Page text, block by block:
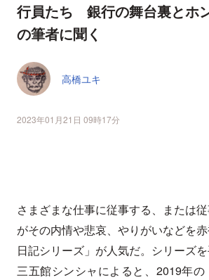
行員たち 銀行の舞台裏とホ
の筆者に聞く
高橋ユキ
2023年01月21日 09時17分
さまざまな仕事に従事する、または
がその内情や悲哀、やりがいなどを
日記シリーズ」が人気だ。シリーズ
三五館シンシャによると、2019年の